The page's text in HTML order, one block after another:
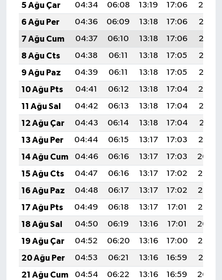
5 Ağu Çar
04:34 06:08 13:19 17:06
20:19
6 Ağu Per
04:36 06:09 13:18 17:06
20:18
7 Ağu Cum
04:37 06:10 13:18 17:06
20:17
8 Ağu Cts
04:38 06:11 13:18 17:05
20:16
9 Ağu Paz
04:39 06:11 13:18 17:05
20:15
10 Ağu Pts
04:41 06:12 13:18 17:04
20:14
11 Ağu Sal
04:42 06:13 13:18 17:04
20:13
12 Ağu Çar
04:43 06:14 13:18 17:04
20:11
13 Ağu Per
04:44 06:15 13:17 17:03
20:10
14 Ağu Cum
04:46 06:16 13:17 17:03
20:09
15 Ağu Cts
04:47 06:16 13:17 17:02
20:08
16 Ağu Paz
04:48 06:17 13:17 17:02
20:06
17 Ağu Pts
04:49 06:18 13:17 17:01
20:05
18 Ağu Sal
04:50 06:19 13:16 17:01
20:04
19 Ağu Çar
04:52 06:20 13:16 17:00
20:03
20 Ağu Per
04:53 06:21 13:16 16:59
20:01
21 Ağu Cum
04:54 06:22 13:16 16:59
20:00